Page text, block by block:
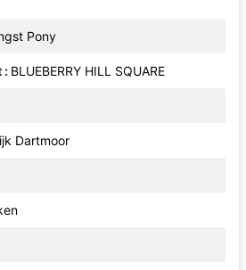
Pony
BLUEBERRY HILL SQUARE
Dartmoor